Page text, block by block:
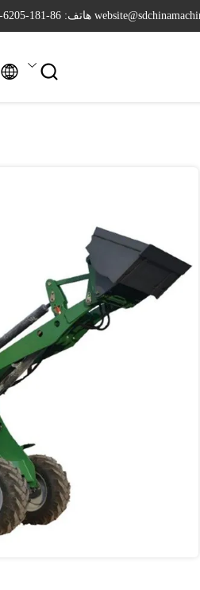
هاتف: 86-181-6205-2962
 